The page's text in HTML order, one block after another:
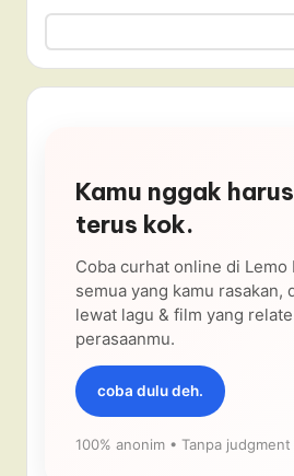
Kamu nggak
terus kok.
Coba curhat online di Lemo
semua yang kamu rasakan,
lewat lagu & film yang
perasaanmu.
coba dulu deh.
100% anonim • Tanpa